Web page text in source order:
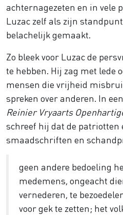
achternagezeten en in vele
Luzac zelf als zijn
belachelijk gemaakt.
Zo bleek voor Luzac de
te hebben. Hij zag met lede
mensen die vrijheid
spreken over anderen. In
Reinier Vryaarts
schreef hij dat de patriotten
smaadschriften en
geen andere bedoeling
medemens, ongeacht
vernederen, te
voor gek te zetten; het